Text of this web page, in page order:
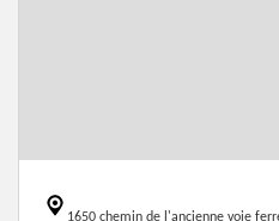
1650 chemin de l'ancienne voie